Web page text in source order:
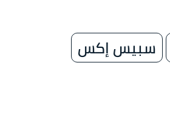
سبيس إكس